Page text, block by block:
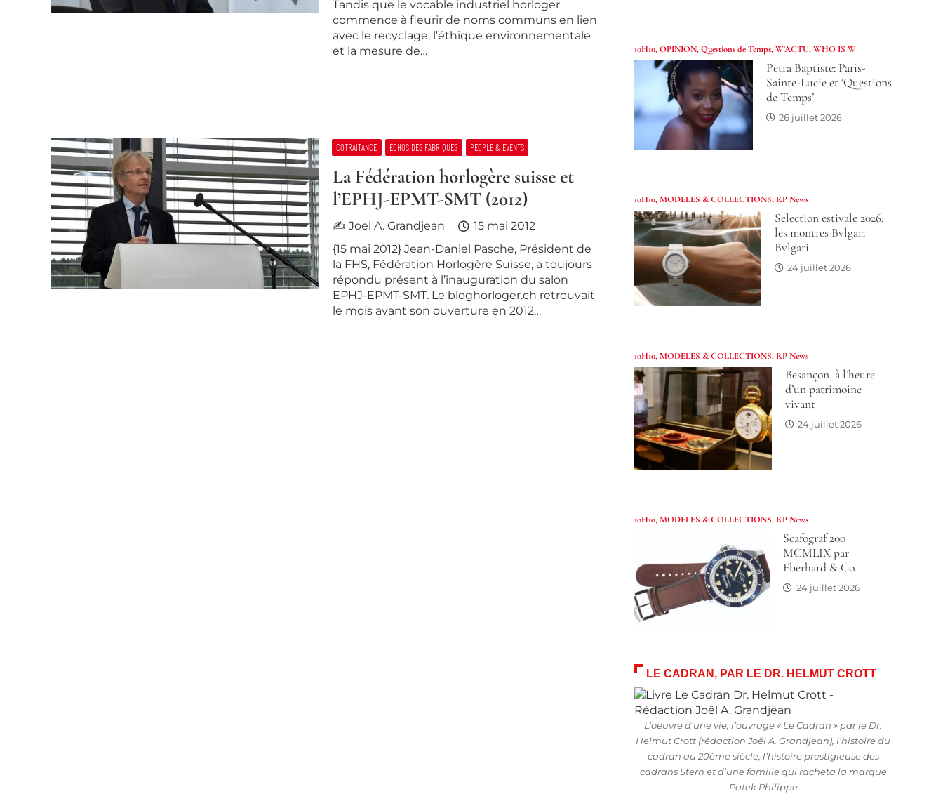
Tandis que le vocable industriel horloger
commence à fleurir de noms communs en lien
avec le recyclage, l’éthique environnementale
et la mesure de…
COTRAITANCE ECHOS DES FABRIQUES PEOPLE & EVENTS
La Fédération horlogère suisse et
l’EPHJ-EPMT-SMT (2012)
✍ Joel A. Grandjean
15 mai 2012
{15 mai 2012} Jean-Daniel Pasche, Président de
la FHS, Fédération Horlogère Suisse, a toujours
répondu présent à l’inauguration du salon
EPHJ-EPMT-SMT. Le bloghorloger.ch retrouvait
le mois avant son ouverture en 2012…
10H10,OPINION,Questions de Temps,W'ACTU,WHO IS W
Petra Baptiste: Paris-
Sainte-Lucie et ‘Questions
de Temps’
26 juillet 2026
10H10,MODELES & COLLECTIONS, RP News
Sélection estivale 2026:
les montres Bvlgari
Bvlgari
24 juillet 2026
10H10,MODELES & COLLECTIONS, RP News
Besançon, à l’heure
d’un patrimoine
vivant
24 juillet 2026
10H10,MODELES & COLLECTIONS, RP News
Scafograf 200
MCMLIX par
Eberhard & Co.
24 juillet 2026
LE CADRAN, PAR LE DR. HELMUT CROTT
L’oeuvre d’une vie, l’ouvrage « Le Cadran » par le Dr.
Helmut Crott (rédaction Joël A. Grandjean), l’histoire du
cadran au 20ème siècle, l’histoire prestigieuse des
cadrans Stern et d’une famille qui racheta la marque
Patek Philippe